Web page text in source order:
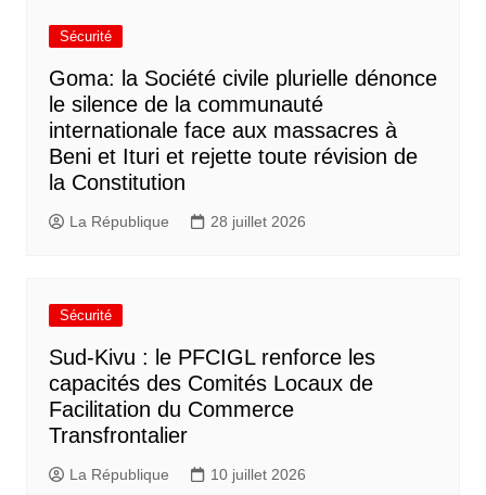
Sécurité
Goma: la Société civile plurielle dénonce
le silence de la communauté
internationale face aux massacres à
Beni et Ituri et rejette toute révision de
la Constitution
La République 28 juillet 2026
Sécurité
Sud-Kivu : le PFCIGL renforce les
capacités des Comités Locaux de
Facilitation du Commerce
Transfrontalier
La République 10 juillet 2026